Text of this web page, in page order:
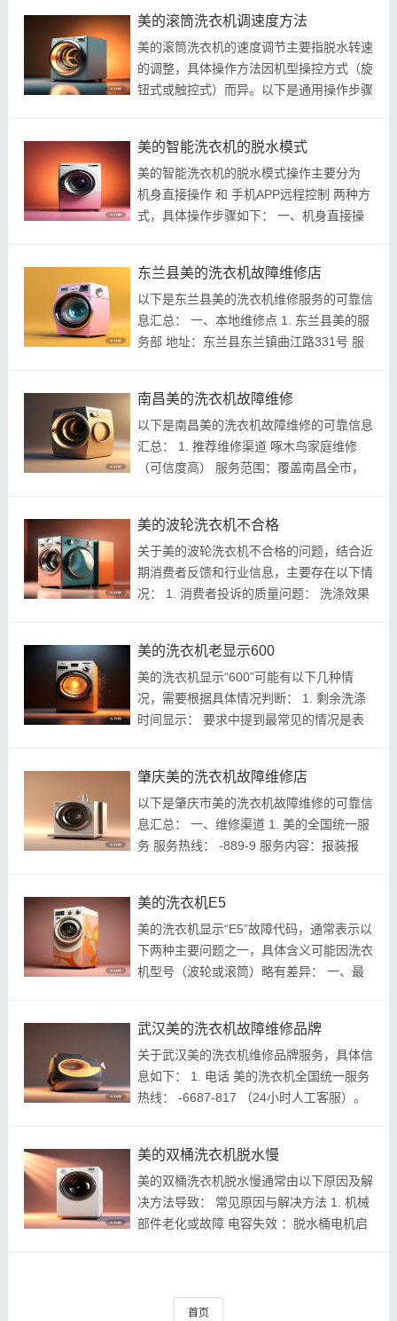
电箱跳闸或保险丝熔断需复位。...
美的滚筒洗衣机调速度方法
美的滚筒洗衣机的速度调节主要指脱水转速
的调整，具体操作方法因机型操控方式（旋
钮式或触控式）而异。以下是通用操作步骤
合洗”等）但 未启动 前，...
美的智能洗衣机的脱水模式
美的智能洗衣机的脱水模式操作主要分为
机身直接操作 和 手机APP远程控制 两种方
式，具体操作步骤如下： 一、机身直接操
板。 2. 选择脱水程序 ： 物理按键机...
东兰县美的洗衣机故障维修店
以下是东兰县美的洗衣机维修服务的可靠信
息汇总： 一、本地维修点 1. 东兰县美的服
务部 地址：东兰县东兰镇曲江路331号 服
花香乡坡峨美的专卖店 地址：东兰县...
南昌美的洗衣机故障维修
以下是南昌美的洗衣机故障维修的可靠信息
汇总： 1. 推荐维修渠道 啄木鸟家庭维修
（可信度高） 服务范围：覆盖南昌全市，
见故障，支持配件更换（如电机、...
美的波轮洗衣机不合格
关于美的波轮洗衣机不合格的问题，结合近
期消费者反馈和行业信息，主要存在以下情
况： 1. 消费者投诉的质量问题： 洗涤效果
的问题。 脱水不彻底： 同一投诉案例中...
美的洗衣机老显示600
美的洗衣机显示“600”可能有以下几种情
况，需要根据具体情况判断： 1. 剩余洗涤
时间显示： 要求中提到最常见的情况是表
（如强力去污、大件洗涤、筒清洁等）...
肇庆美的洗衣机故障维修店
以下是肇庆市美的洗衣机故障维修的可靠信
息汇总： 一、维修渠道 1. 美的全国统一服
务 服务热线： -889-9 服务内容：报装报
2. 端湖区授权店 名称：美的顾客服...
美的洗衣机E5
美的洗衣机显示“E5”故障代码，通常表示以
下两种主要问题之一，具体含义可能因洗衣
机型号（波轮或滚筒）略有差异： 一、最
桶内的水排出或排出速度过慢。...
武汉美的洗衣机故障维修品牌
关于武汉美的洗衣机维修品牌服务，具体信
息如下： 1. 电话 美的洗衣机全国统一服务
热线： -6687-817 （24小时人工客服）。
30分钟。 2. 维修服务范围 故障类型 ：...
美的双桶洗衣机脱水慢
美的双桶洗衣机脱水慢通常由以下原因及解
决方法导致： 常见原因与解决方法 1. 机械
部件老化或故障 电容失效 ：脱水桶电机启
首页